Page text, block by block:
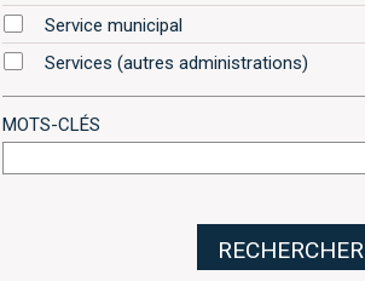
Service municipal
Services (autres administrations)
MOTS-CLÉS
RECHERCHER